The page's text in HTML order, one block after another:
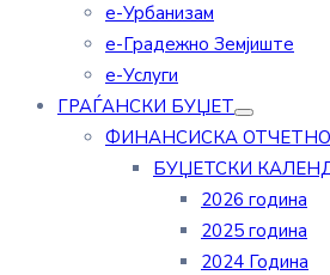
е-Урбанизам
е-Градежно Земјиште
е-Услуги
ГРАЃАНСКИ БУЏЕТ
ФИНАНСИСКА
БУЏЕТСКИ
2026 година
2025 година
2024 Година